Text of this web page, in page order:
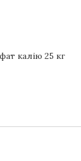
калію 25 кг